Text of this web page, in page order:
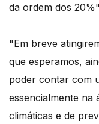
da ordem dos
"Em breve
que esperamos,
poder contar com
essencialmente na
climáticas e de